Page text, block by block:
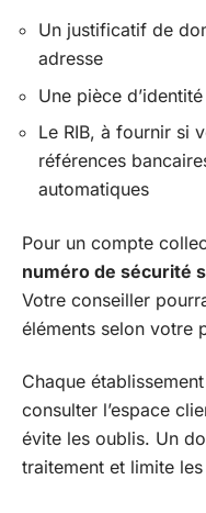
Un justificatif de
adresse
Une pièce
Le RIB, à fournir si
références
automatiques
Pour un compte
numéro de sécurité
Votre conseiller
éléments selon votre
Chaque
consulter l’espace
évite les oublis. Un
traitement et limite